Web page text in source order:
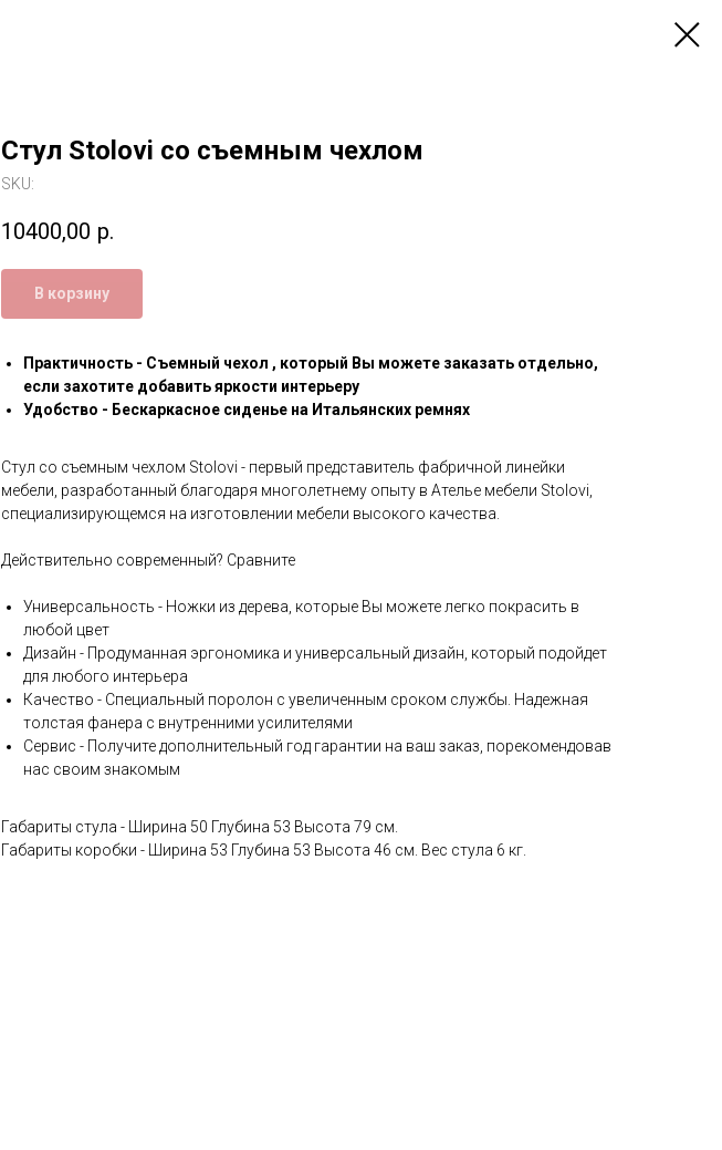
Стул Stolovi со съемным чехлом
SKU:
10400,00 р.
В корзину
Практичность - Съемный чехол , который Вы можете заказать отдельно,
если захотите добавить яркости интерьеру
Удобство - Бескаркасное сиденье на Итальянских ремнях
Стул со съемным чехлом Stolovi - первый представитель фабричной линейки
мебели, разработанный благодаря многолетнему опыту в Ателье мебели Stolovi,
специализирующемся на изготовлении мебели высокого качества.
Действительно современный? Сравните
Универсальность - Ножки из дерева, которые Вы можете легко покрасить в
любой цвет
Дизайн - Продуманная эргономика и универсальный дизайн, который подойдет
для любого интерьера
Качество - Специальный поролон с увеличенным сроком службы. Надежная
толстая фанера с внутренними усилителями
Сервис - Получите дополнительный год гарантии на ваш заказ, порекомендовав
нас своим знакомым
Габариты стула - Ширина 50 Глубина 53 Высота 79 см.
Габариты коробки - Ширина 53 Глубина 53 Высота 46 см. Вес стула 6 кг.